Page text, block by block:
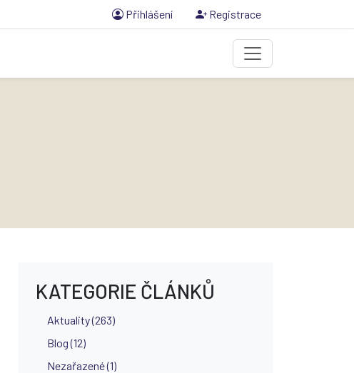
Přihlášení Registrace
KATEGORIE ČLÁNKŮ
Aktuality (263)
Blog (12)
Nezařazené (1)